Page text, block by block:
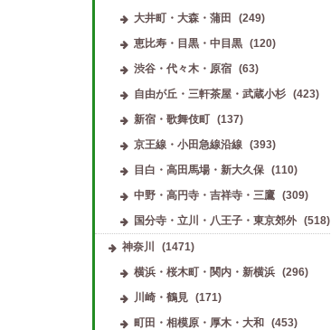
大井町・大森・蒲田
(249)
恵比寿・目黒・中目黒
(120)
渋谷・代々木・原宿
(63)
自由が丘・三軒茶屋・武蔵小杉
(423)
新宿・歌舞伎町
(137)
京王線・小田急線沿線
(393)
目白・高田馬場・新大久保
(110)
中野・高円寺・吉祥寺・三鷹
(309)
国分寺・立川・八王子・東京郊外
(518)
神奈川
(1471)
横浜・桜木町・関内・新横浜
(296)
川崎・鶴見
(171)
町田・相模原・厚木・大和
(453)